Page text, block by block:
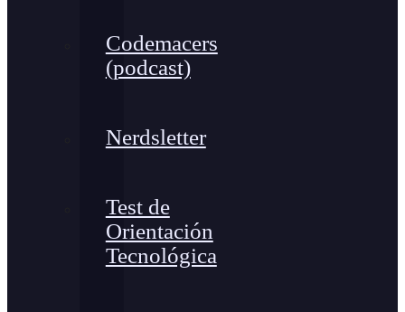
Codemacers
(podcast)
Nerdsletter
Test de
Orientación
Tecnológica